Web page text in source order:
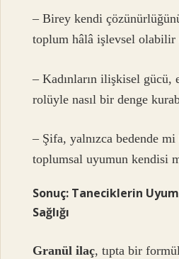
– Birey kendi
toplum hâlâ işlevsel olabilir
– Kadınların ilişkisel gücü,
rolüyle nasıl bir denge
– Şifa, yalnızca bedende
toplumsal uyumun kendisi
Sonuç: Taneciklerin
Sağlığı
Granül ilaç, tıpta bir